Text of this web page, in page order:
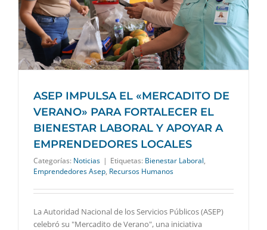
ASEP IMPULSA EL «MERCADITO DE
VERANO» PARA FORTALECER EL
BIENESTAR LABORAL Y APOYAR A
EMPRENDEDORES LOCALES
Categorías: Noticias | Etiquetas: Bienestar Laboral,
Emprendedores Asep, Recursos Humanos
La Autoridad Nacional de los Servicios Públicos (ASEP)
celebró su "Mercadito de Verano", una iniciativa